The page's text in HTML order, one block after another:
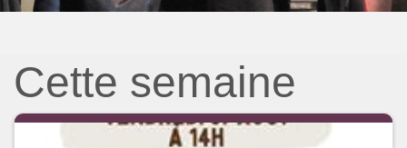
Cette semaine